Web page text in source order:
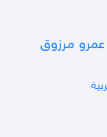
عمرو مرزوق